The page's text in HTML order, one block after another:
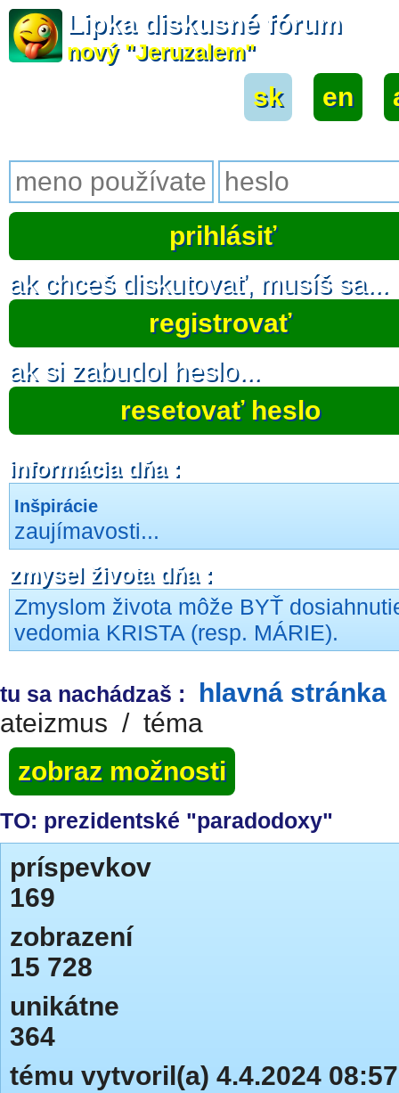
Lipka diskusné fórum
nový "Jeruzalem"
sk en
ak chceš diskutovať, musíš sa...
registrovať
ak si zabudol heslo...
resetovať heslo
informácia dňa :
Inšpirácie
zaujímavosti...
zmysel života dňa :
Zmyslom života môže BYŤ
vedomia KRISTA (resp. MÁRIE).
tu sa nachádzaš : hlavná stránka
ateizmus / téma
zobraz možnosti
TO: prezidentské "paradodoxy"
príspevkov
169
zobrazení
15 728
unikátne
364
tému vytvoril(a) 4.4.2024 08:57